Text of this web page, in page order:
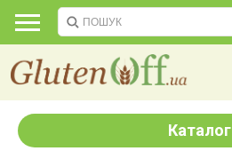
Каталог